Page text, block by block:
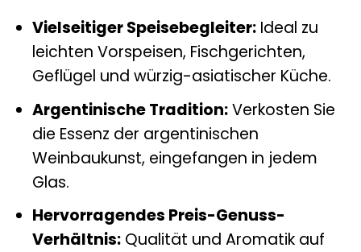
Vielseitiger Speisebegleiter:Ideal zu
leichten Vorspeisen, Fischgerichten,
Geflügel und würzig-asiatischer Küche.
Argentinische Tradition:Verkosten Sie
die Essenz der argentinischen
Weinbaukunst, eingefangen in jedem
Glas.
Hervorragendes Preis-Genuss-
Verhältnis:Qualität und Aromatik auf